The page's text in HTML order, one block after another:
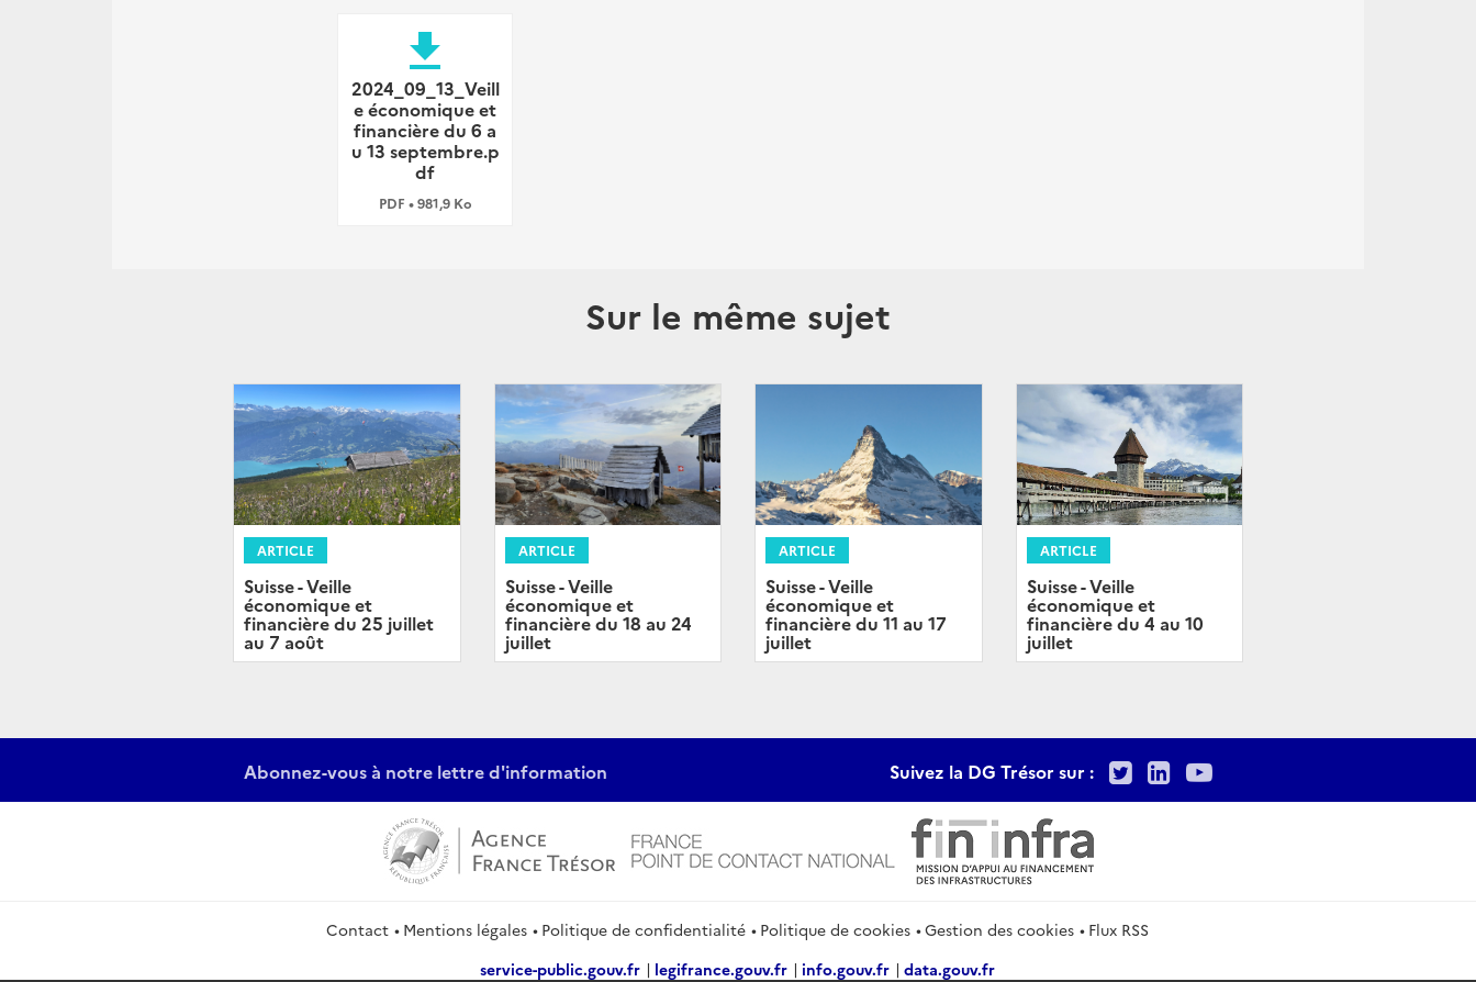
file_download
2024_09_13_Veill
e économique et
financière du 6 a
u 13 septembre.p
df
PDF • 981,9 Ko
Sur le même sujet
ARTICLE
Suisse - Veille
économique et
financière du 25 juillet
au 7 août
ARTICLE
Suisse - Veille
économique et
financière du 18 au 24
juillet
ARTICLE
Suisse - Veille
économique et
financière du 11 au 17
juillet
ARTICLE
Suisse - Veille
économique et
financière du 4 au 10
juillet
Abonnez-vous à notre lettre d'information Suivez la DG Trésor sur : TwitterLinkedIn
Youtube
Contact Mentions légales Politique de confidentialité Politique de cookies Gestion des cookies
Flux RSS
service-public.gouv.fr
legifrance.gouv.fr info.gouv.fr data.gouv.fr